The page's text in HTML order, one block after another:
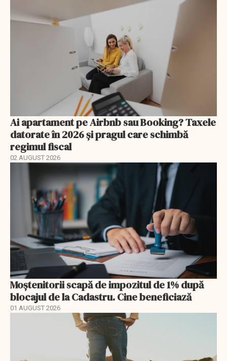
Ai apartament pe Airbnb sau Booking? Taxele
datorate în 2026 și pragul care schimbă
regimul fiscal
02 AUGUST 2026
Moștenitorii scapă de impozitul de 1% după
blocajul de la Cadastru. Cine beneficiază
01 AUGUST 2026